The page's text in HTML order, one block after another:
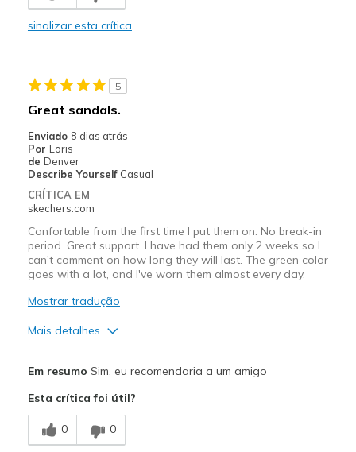
As tiras são ásperas
Má qualidade
Largura
Números
Os melhores usos
sinalizar esta crítica
5
Great sandals.
Enviado 8 dias atrás
Por Loris
de Denver
Describe Yourself Casual
CRÍTICA EM
skechers.com
Confortable from the first time I put them on. No break-in
period. Great support. I have had them only 2 weeks so I
can't comment on how long they will last. The green color
goes with a lot, and I've worn them almost every day.
Mostrar tradução
Mais detalhes
Stylish
Melhores utilizações
Em resumo Sim, eu recomendaria a um amigo
Esta crítica foi útil?
0 0